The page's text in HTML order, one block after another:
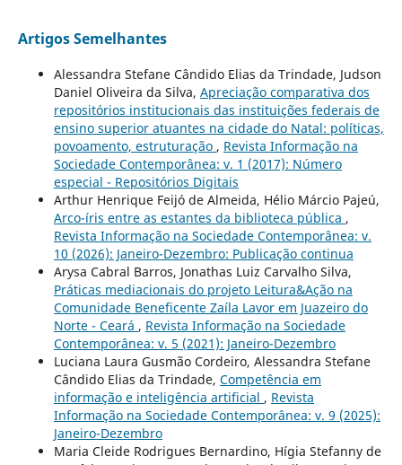
Artigos Semelhantes
Alessandra Stefane Cândido Elias da Trindade, Judson
Daniel Oliveira da Silva, Apreciação comparativa dos
repositórios institucionais das instituições federais de
ensino superior atuantes na cidade do Natal: políticas,
povoamento, estruturação , Revista Informação na
Sociedade Contemporânea: v. 1 (2017): Número
especial - Repositórios Digitais
Arthur Henrique Feijó de Almeida, Hélio Márcio Pajeú,
Arco-íris entre as estantes da biblioteca pública ,
Revista Informação na Sociedade Contemporânea: v.
10 (2026): Janeiro-Dezembro: Publicação continua
Arysa Cabral Barros, Jonathas Luiz Carvalho Silva,
Práticas mediacionais do projeto Leitura&Ação na
Comunidade Beneficente Zaíla Lavor em Juazeiro do
Norte - Ceará , Revista Informação na Sociedade
Contemporânea: v. 5 (2021): Janeiro-Dezembro
Luciana Laura Gusmão Cordeiro, Alessandra Stefane
Cândido Elias da Trindade, Competência em
informação e inteligência artificial , Revista
Informação na Sociedade Contemporânea: v. 9 (2025):
Janeiro-Dezembro
Maria Cleide Rodrigues Bernardino, Hígia Stefanny de